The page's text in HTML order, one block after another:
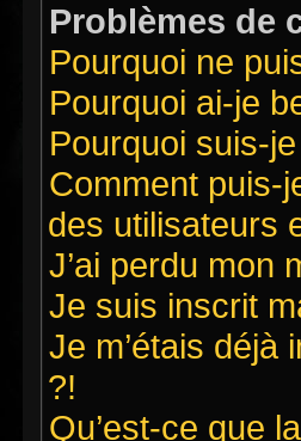
Problèmes de
Pourquoi ne
Pourquoi ai-je
Pourquoi suis-
Comment puis-
des utilisateurs
J’ai perdu mon
Je suis inscrit
Je m’étais
?!
Qu’est-ce que